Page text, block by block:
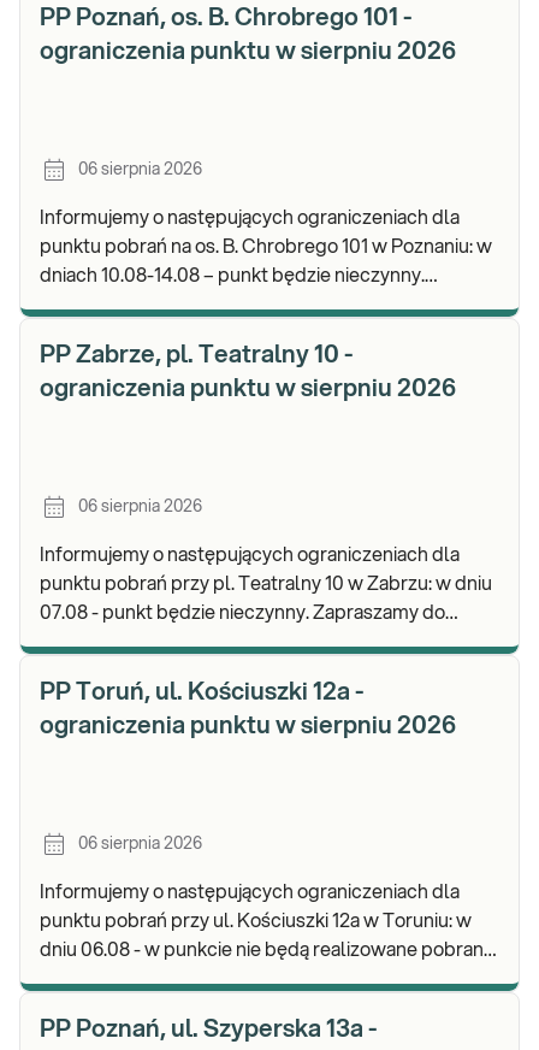
PP Poznań, os. B. Chrobrego 101 -
ograniczenia punktu w sierpniu 2026
06 sierpnia 2026
Informujemy o następujących ograniczeniach dla
punktu pobrań na os. B. Chrobrego 101 w Poznaniu: w
dniach 10.08-14.08 – punkt będzie nieczynny.
PP Zabrze, pl. Teatralny 10 -
ograniczenia punktu w sierpniu 2026
06 sierpnia 2026
Informujemy o następujących ograniczeniach dla
punktu pobrań przy pl. Teatralny 10 w Zabrzu: w dniu
07.08 - punkt będzie nieczynny. Zapraszamy do
PP Toruń, ul. Kościuszki 12a -
ograniczenia punktu w sierpniu 2026
06 sierpnia 2026
Informujemy o następujących ograniczeniach dla
punktu pobrań przy ul. Kościuszki 12a w Toruniu: w
dniu 06.08 - w punkcie nie będą realizowane pobrania
PP Poznań, ul. Szyperska 13a -